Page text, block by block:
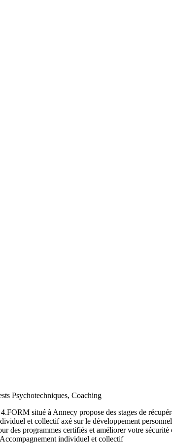
Psychotechniques, Coaching
situé à Annecy propose des stages de
et collectif axé sur le développement
programmes certifiés et améliorer votre
individuel et collectif